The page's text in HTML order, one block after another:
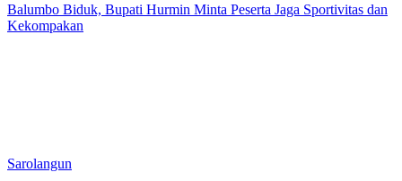
Balumbo Biduk, Bupati Hurmin Minta Peserta Jaga Sportivitas dan
Kekompakan
Sarolangun